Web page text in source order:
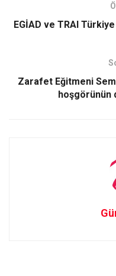
o
d
EGİAD ve TRAI
Zarafet Eğitmeni
hoşgörünün